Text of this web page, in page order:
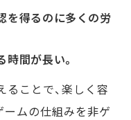
を得るのに多くの労
間が長い。
ことで、楽しく容
ームの仕組みを非ゲ